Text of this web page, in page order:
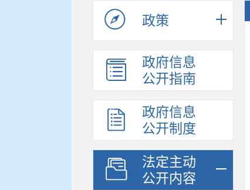
政策
政府信息
公开指南
政府信息
公开制度
法定主动
公开内容